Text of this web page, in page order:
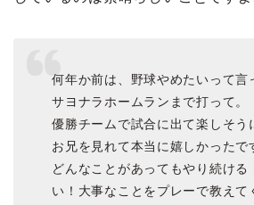
何年か前は、野球やめたいって
サヨナラホームランまで打って。
優勝チームで試合に出て楽しそう
お兄を見れて本当に嬉しかったで
どんなことがあってもやり続ける
い！大事なことをプレーで教えて